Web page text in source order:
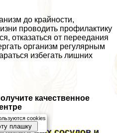
до крайности,
проводить профилактику
отказаться от переедания
организм регулярным
избегать лишних
качественное
cookies
плашку